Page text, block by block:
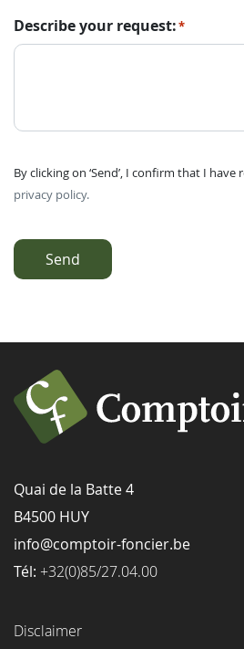
Describe your request:*
By clicking on ‘Send’, I confirm that I
privacy policy.
Send
Quai de la Batte 4
B4500 HUY
info@comptoir-foncier.be
Tél: +32(0)85/27.04.00
Disclaimer